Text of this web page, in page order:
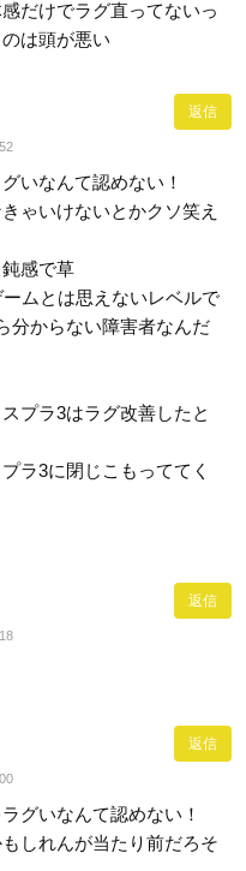
だけでラグ直ってないっ
は頭が悪い
返信
いなんて認めない！
ゃいけないとかクソ笑え
感で草
ムとは思えないレベルで
分からない障害者なんだ
プラ3はラグ改善したと
ラ3に閉じこもっててく
返信
返信
グいなんて認めない！
しれんが当たり前だろそ